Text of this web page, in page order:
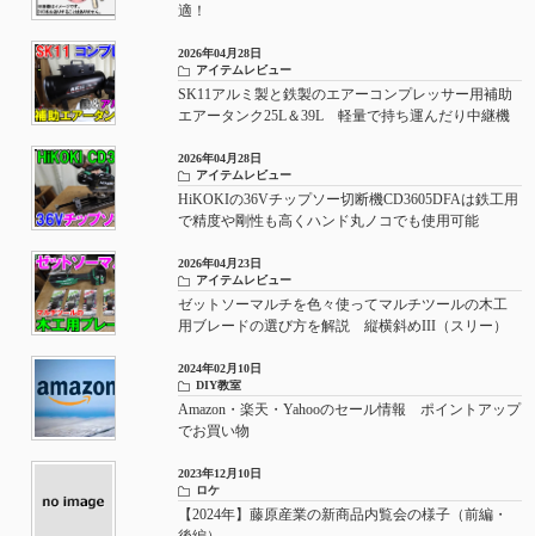
適！
2026年04月28日
アイテムレビュー
SK11アルミ製と鉄製のエアーコンプレッサー用補助
エアータンク25L＆39L 軽量で持ち運んだり中継機
2026年04月28日
アイテムレビュー
HiKOKIの36Vチップソー切断機CD3605DFAは鉄工用
で精度や剛性も高くハンド丸ノコでも使用可能
2026年04月23日
アイテムレビュー
ゼットソーマルチを色々使ってマルチツールの木工
用ブレードの選び方を解説 縦横斜めIII（スリー）
2024年02月10日
DIY教室
Amazon・楽天・Yahooのセール情報 ポイントアップ
でお買い物
2023年12月10日
ロケ
【2024年】藤原産業の新商品内覧会の様子（前編・